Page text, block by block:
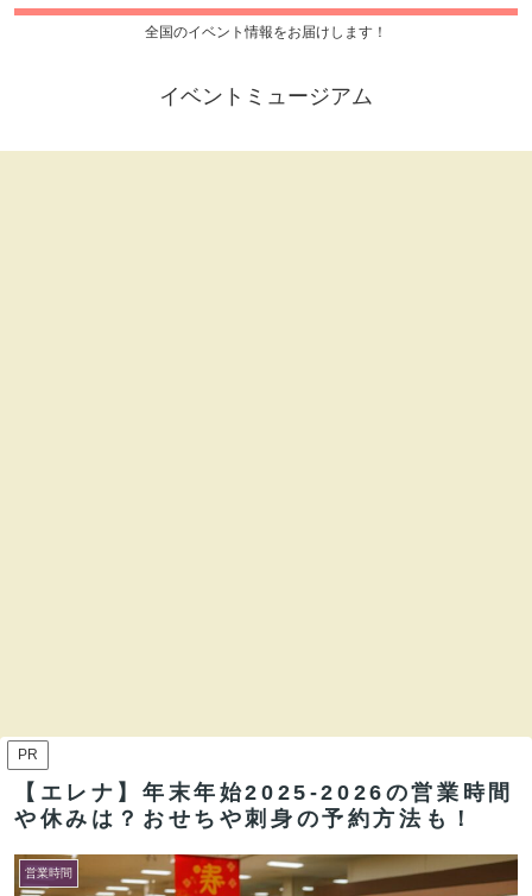
全国のイベント情報をお届けします！
イベントミュージアム
PR
【エレナ】年末年始2025-2026の営業時間
や休みは？おせちや刺身の予約方法も！
営業時間